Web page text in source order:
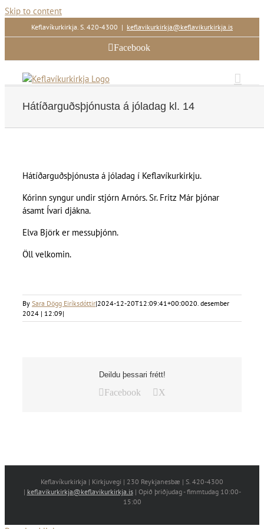
Skip to content
Keflavíkurkirkja. S. 420-4300 | keflavikurkirkja@keflavikurkirkja.is
Facebook
Hátíðarguðsþjónusta á jóladag kl. 14
Hátíðarguðsþjónusta á jóladag í Keflavíkurkirkju.
Kórinn syngur undir stjórn Arnórs. Sr. Fritz Már þjónar
ásamt Ívari djákna.
Elva Björk er messuþjónn.
Öll velkomin.
By Sara Dögg Eiríksdóttir|2024-12-20T12:09:41+00:0020. desember
2024 | 12:09|
Deildu þessari frétt!
Facebook X
Keflavíkurkirkja | Kirkjuvegi | 230 Reykjanesbæ | S. 420-4300
| keflavikurkirkja@keflavikurkirkja.is| Opið þriðjudag - fimmtudag 10:00-
15:00